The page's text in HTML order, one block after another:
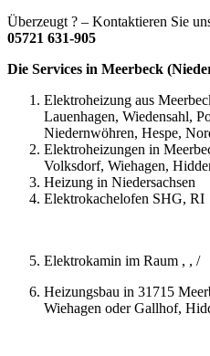
Überzeugt ? – Kontaktieren Sie
05721 631-905
Die Services in Meerbeck
Elektroheizung aus
Lauenhagen, Wiedensahl,
Niedernwöhren, Hespe,
Elektroheizungen in
Volksdorf, Wiehagen,
Heizung in Niedersachsen
Elektrokachelofen SHG, RI
Elektrokamin im Raum , , /
Heizungsbau in 31715
Wiehagen oder Gallhof,